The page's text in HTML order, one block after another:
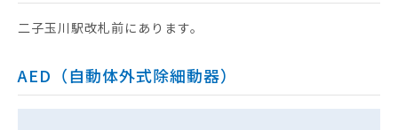
二子玉川駅改札前にあります。
AED（自動体外式除細動器）